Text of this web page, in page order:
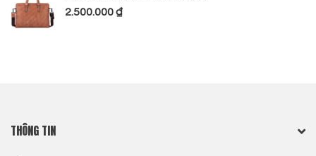
2.500.000₫
THÔNG TIN